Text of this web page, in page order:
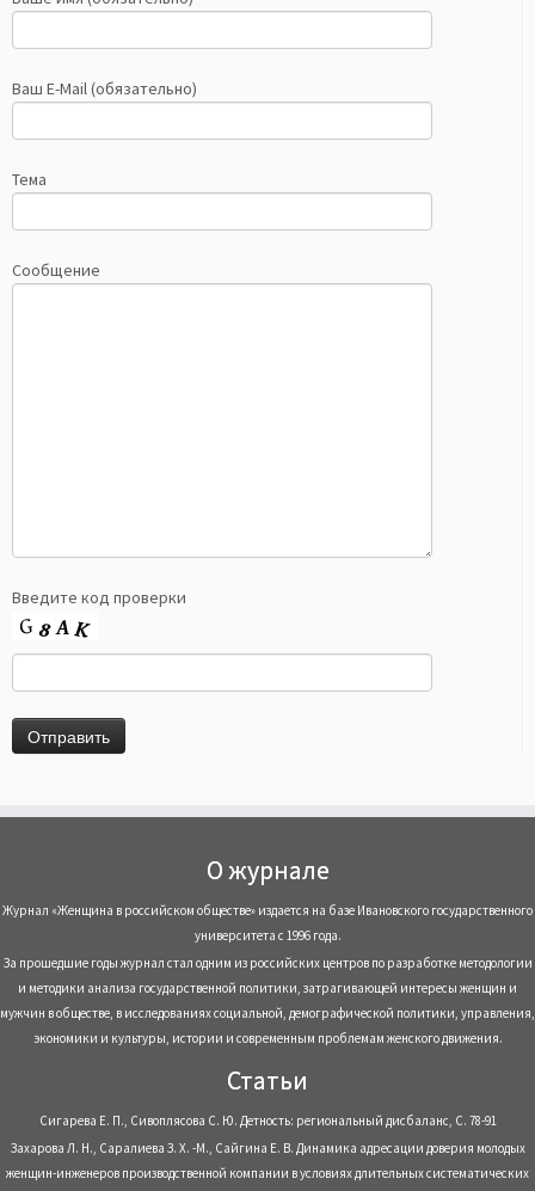
Ваш E-Mail (обязательно)
Тема
Сообщение
Введите код проверки
О журнале
Журнал «Женщина в российском обществе» издается на базе Ивановского государственного
университета с 1996 года.
За прошедшие годы журнал стал одним из российских центров по разработке методологии
и методики анализа государственной политики, затрагивающей интересы женщин и
мужчин в обществе, в исследованиях социальной, демографической политики, управления,
экономики и культуры, истории и современным проблемам женского движения.
Статьи
Сигарева Е. П., Сивоплясова С. Ю. Детность: региональный дисбаланс, С. 78-91
Захарова Л. Н., Саралиева З. Х. -М., Сайгина Е. В. Динамика адресации доверия молодых
женщин-инженеров производственной компании в условиях длительных систематических